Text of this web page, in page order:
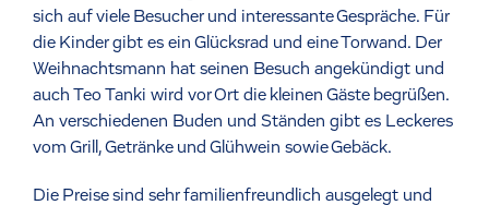
sich auf viele Besucher und interessante Gespräche. Für
die Kinder gibt es ein Glücksrad und eine Torwand. Der
Weihnachtsmann hat seinen Besuch angekündigt und
auch Teo Tanki wird vor Ort die kleinen Gäste begrüßen.
An verschiedenen Buden und Ständen gibt es Leckeres
vom Grill, Getränke und Glühwein sowie Gebäck.
Die Preise sind sehr familienfreundlich ausgelegt und